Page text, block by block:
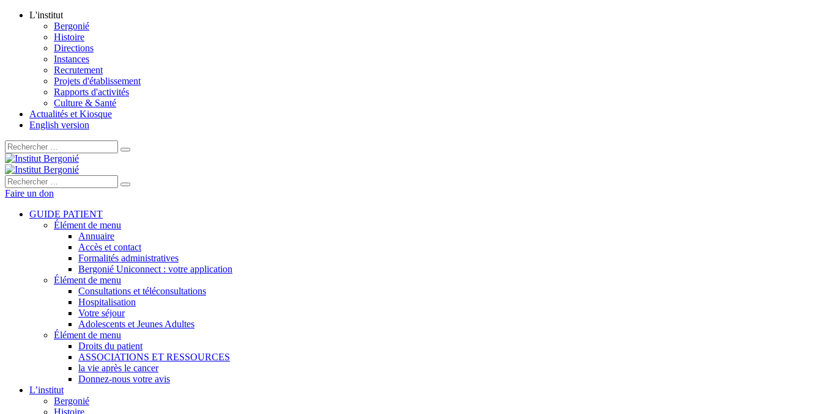
L'institut
Bergonié
Histoire
Directions
Instances
Recrutement
Projets d'établissement
Rapports d'activités
Culture & Santé
Actualités et Kiosque
English version
Rechercher :
Rechercher :
Faire un don
GUIDE PATIENT
Élément de menu
Annuaire
Accès et contact
Formalités administratives
Bergonié Uniconnect : votre application
Élément de menu
Consultations et téléconsultations
Hospitalisation
Votre séjour
Adolescents et Jeunes Adultes
Élément de menu
Droits du patient
ASSOCIATIONS ET RESSOURCES
la vie après le cancer
Donnez-nous votre avis
L’institut
Bergonié
Histoire